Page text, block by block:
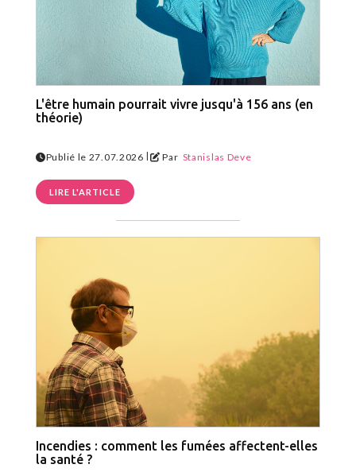
L'être humain pourrait vivre jusqu'à 156 ans (en
théorie)
Publié le 27.07.2026 | Par Stanislas Deve
LIRE L'ARTICLE
Incendies : comment les fumées affectent-elles
la santé ?